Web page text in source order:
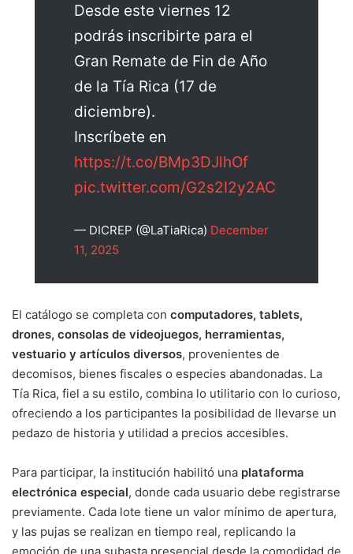
Desde este viernes 12
podrás inscribirte para el
Gran Remate de Fin de Año
de la Tía Rica (17 de
diciembre).
Inscríbete en
https://t.co/BMp3DJlhOf
pic.twitter.com/G2s2I2y2AC
— DICREP (@LaTiaRica) December
11, 2025
El catálogo se completa con computadores, tablets,
drones, consolas de videojuegos, herramientas,
vestuario y artículos diversos, provenientes de
decomisos, bienes fiscales o especies abandonadas. La
Tía Rica, fiel a su estilo, combina lo utilitario con lo curioso,
ofreciendo a los participantes la posibilidad de llevarse un
pedazo de historia y utilidad a precios accesibles.
Para participar, la institución habilitó una plataforma
electrónica especial, donde cada usuario debe registrarse
previamente. Cada lote tiene un valor mínimo de apertura,
y las pujas se realizan en tiempo real, replicando la